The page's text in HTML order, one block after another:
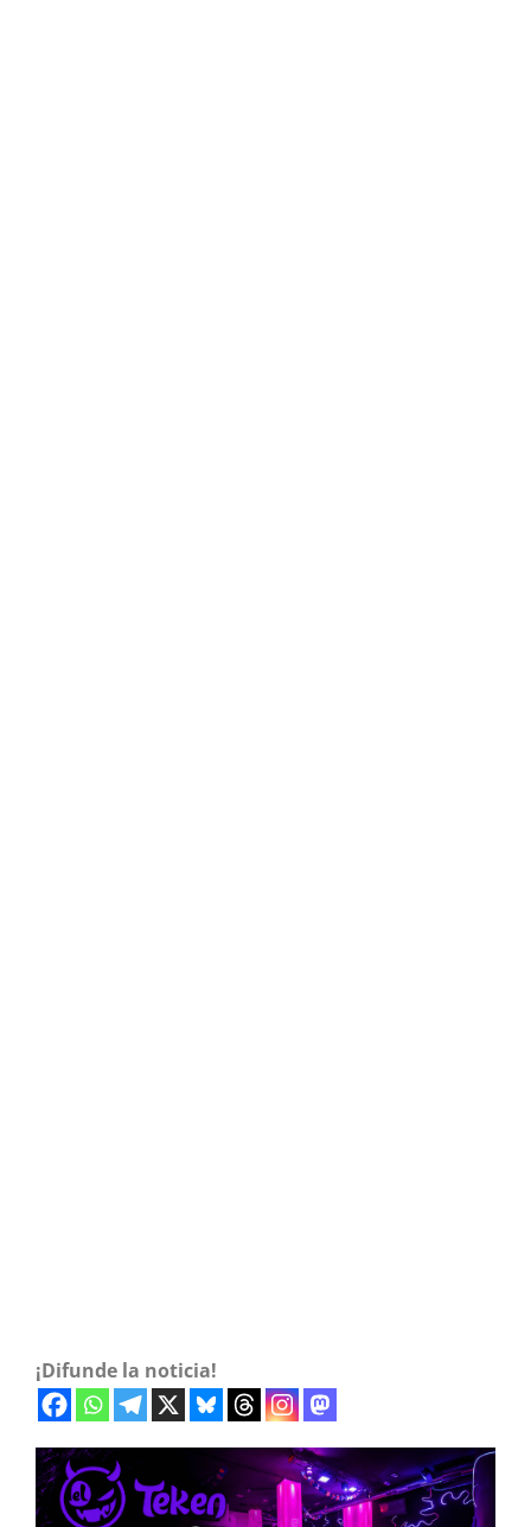
¡Difunde la noticia!